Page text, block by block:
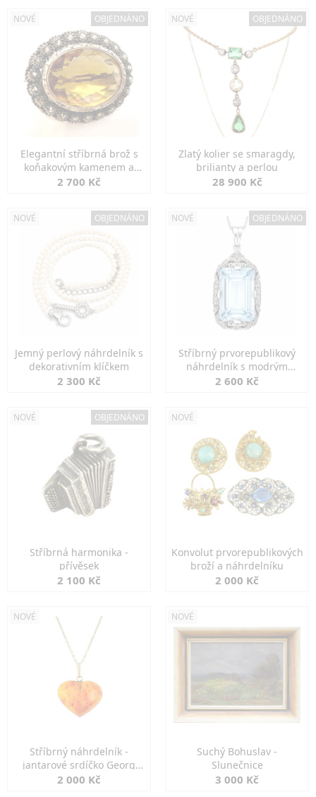
NOVÉ OBJEDNÁNO
Elegantní stříbrná brož s
koňakovým kamenem a
markazity
2 700 Kč
NOVÉ OBJEDNÁNO
Zlatý kolier se smaragdy,
brilianty a perlou
28 900 Kč
NOVÉ OBJEDNÁNO
Jemný perlový náhrdelník s
dekorativním klíčkem
2 300 Kč
NOVÉ OBJEDNÁNO
Stříbrný prvorepublikový
náhrdelník s modrým
spinelem
2 600 Kč
NOVÉ OBJEDNÁNO
Stříbrná harmonika -
přívěsek
2 100 Kč
NOVÉ
Konvolut prvorepublikových
broží a náhrdelníku
2 000 Kč
NOVÉ
Stříbrný náhrdelník -
jantarové srdíčko Georg
Kramer
2 000 Kč
NOVÉ
Suchý Bohuslav -
Slunečnice
3 000 Kč